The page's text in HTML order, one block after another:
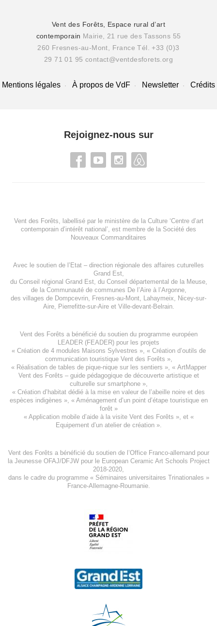
Vent des Forêts, Espace rural d’art
contemporain Mairie, 21 rue des Tassons 55
260 Fresnes-au-Mont, France Tél. +33 (0)3
29 71 01 95 contact@ventdesforets.org
Mentions légales À propos de VdF Newsletter Crédits
Rejoignez-nous sur
Vent des Forêts, labellisé par le ministère de la Culture ‘Centre d’art
contemporain d’intérêt national’, est membre de la Société des
Nouveaux Commanditaires
Avec le soutien de l’Etat – direction régionale des affaires cuturelles
Grand Est,
du Conseil régional Grand Est, du Conseil départemental de la Meuse,
de la Communauté de communes De l’Aire à l’Argonne,
des villages de Dompcevrin Fresnes-au-Mont Lahaymeix
Nicey-sur-
Aire, Pierrefitte-sur-Aireet Ville-devant-Belrain.
Vent des Forêts a bénéficié du soutien du programme européen
LEADER (FEADER) pour les projets
« Création de 4 modules Maisons Sylvestres », « Création d’outils de
communication touristique Vent des Forêts »,
« Réalisation de tables de pique-nique sur les sentiers », « ArtMapper
Vent des Forêts – guide pédagogique de découverte artistique et
culturelle sur smartphone »,
« Création d’habitat dédié à la mise en valeur de l’abeille noire et des
espèces indigènes », « Aménagement d’un point d’étape touristique en
forêt»
« Application mobile d’aide à la visite Vent des Forêts », et «
Equipement d’un atelier de création».
Vent des Forêts a bénéficié du soutien de l’Office Franco-allemand pour
la Jeunesse OFAJ/DFJWpour leEuropean Ceramic Art Schools Project
2018-2020
dans le cadre du programme « Séminaires universitaires Trinationales »
France-Allemagne-Roumanie.